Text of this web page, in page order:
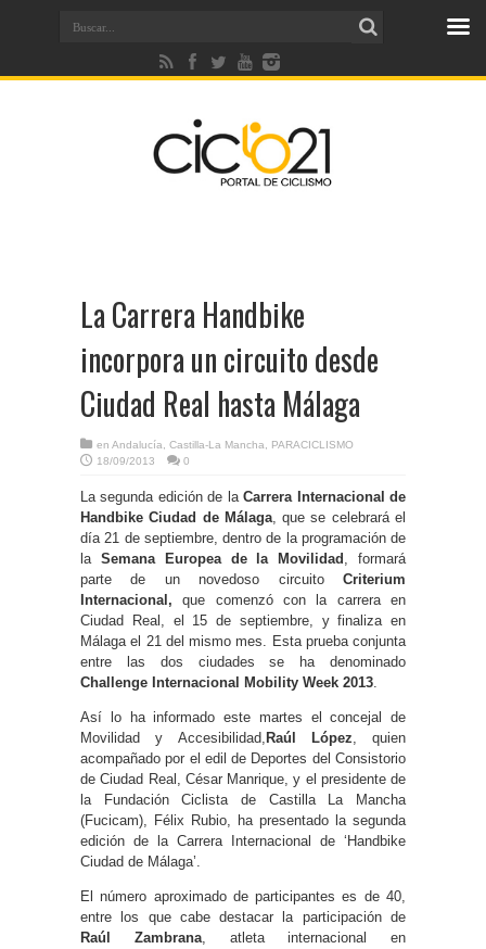
La Carrera Handbike
incorpora un circuito desde
Ciudad Real hasta Málaga
en Andalucía Castilla-La Mancha
PARACICLISMO
18/09/2013
0
La segunda edición de laCarrera Internacional de
Handbike Ciudad de Málaga, que se celebrará el
día 21 de septiembre, dentro de la programación de
laSemana Europea de la Movilidad , formará
parte de un novedoso circuitoCriterium
Internacional, que comenzó con la carrera en
Ciudad Real, el 15 de septiembre, y finaliza en
Málaga el 21 del mismo mes. Esta prueba conjunta
entre las dos ciudades se ha denominado
Challenge Internacional Mobility Week 2013.
Así lo ha informado este martes el concejal de
Movilidad y Accesibilidad, Raúl López, quien
acompañado por el edil de Deportes del Consistorio
de Ciudad Real, César Manrique, y el presidente de
la Fundación Ciclista de Castilla La Mancha
(Fucicam), Félix Rubio, ha presentado la segunda
edición de la Carrera Internacional de ‘Handbike
Ciudad de Málaga’.
El número aproximado de participantes es de 40,
entre los que cabe destacar la participación de
Raúl Zambrana, atleta internacional en